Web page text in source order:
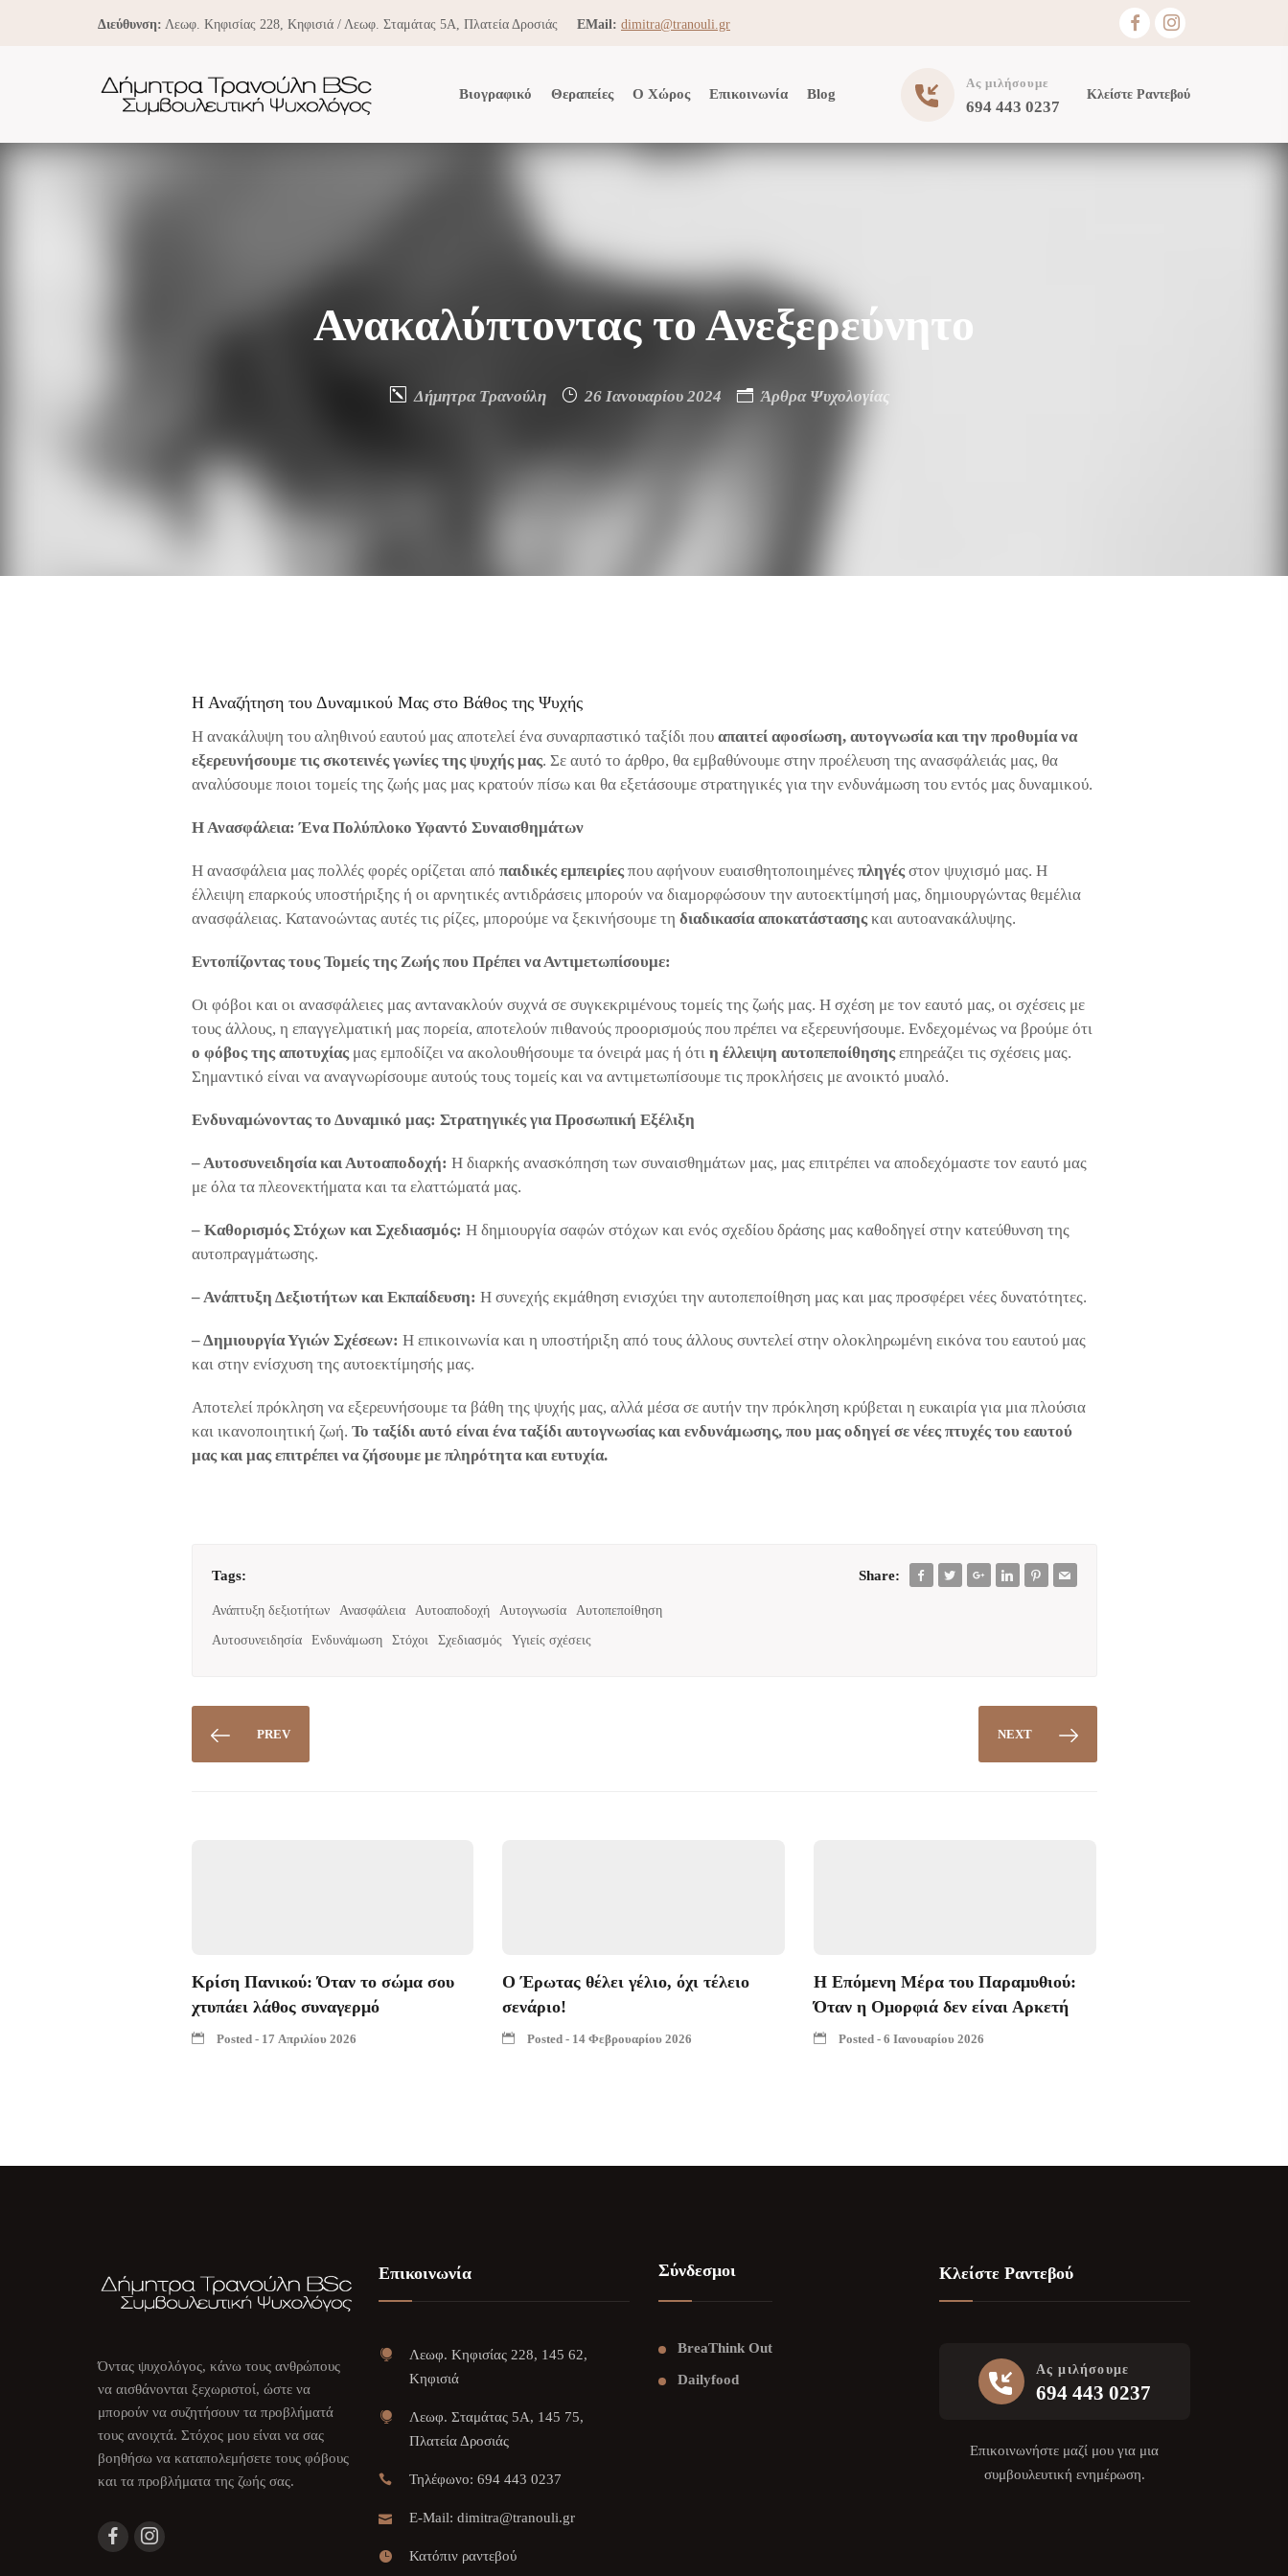
Διεύθυνση: Λεωφ. Κηφισίας 228, Κηφισιά / Λεωφ. Σταμάτας 5Α, Πλατεία Δροσιάς EMail: dimitra@tranouli.gr
Ας μιλήσουμε
694 443 0237
Κλείστε Ραντεβού
Βιογραφικό Θεραπείες Ο Χώρος Επικοινωνία Blog
Ανακαλύπτοντας το Ανεξερεύνητο
Δήμητρα Τρανούλη 26 Ιανουαρίου 2024 Άρθρα Ψυχολογίας
Η Αναζήτηση του Δυναμικού Μας στο Βάθος της Ψυχής
Η ανακάλυψη του αληθινού εαυτού μας αποτελεί ένα συναρπαστικό ταξίδι πουαπαιτεί αφοσίωση, αυτογνωσία και την προθυμία να
εξερευνήσουμε τις σκοτεινές γωνίες της ψυχής μας. Σε αυτό το άρθρο, θα εμβαθύνουμε στην προέλευση της ανασφάλειάς μας, θα
αναλύσουμε ποιοι τομείς της ζωής μας μας κρατούν πίσω και θα εξετάσουμε στρατηγικές για την ενδυνάμωση του εντός μας δυναμικού.
Η Ανασφάλεια: Ένα Πολύπλοκο Υφαντό Συναισθημάτων
Η ανασφάλεια μας πολλές φορές ορίζεται από παιδικές εμπειρίεςπου αφήνουν ευαισθητοποιημένες πληγέςστον ψυχισμό μας. Η
έλλειψη επαρκούς υποστήριξης ή οι αρνητικές αντιδράσεις μπορούν να διαμορφώσουν την αυτοεκτίμησή μας, δημιουργώντας θεμέλια
ανασφάλειας. Κατανοώντας αυτές τις ρίζες, μπορούμε να ξεκινήσουμε τη διαδικασία αποκατάστασηςκαι αυτοανακάλυψης.
Εντοπίζοντας τους Τομείς της Ζωής που Πρέπει να Αντιμετωπίσουμε:
Οι φόβοι και οι ανασφάλειες μας αντανακλούν συχνά σε συγκεκριμένους τομείς της ζωής μας. Η σχέση με τον εαυτό μας, οι σχέσεις με
τους άλλους, η επαγγελματική μας πορεία, αποτελούν πιθανούς προορισμούς που πρέπει να εξερευνήσουμε. Ενδεχομένως να βρούμε ότι
ο φόβος της αποτυχίαςμας εμποδίζει να ακολουθήσουμε τα όνειρά μας ή ότι η έλλειψη αυτοπεποίθησηςεπηρεάζει τις σχέσεις μας.
Σημαντικό είναι να αναγνωρίσουμε αυτούς τους τομείς και να αντιμετωπίσουμε τις προκλήσεις με ανοικτό μυαλό.
Ενδυναμώνοντας το Δυναμικό μας: Στρατηγικές για Προσωπική Εξέλιξη
– Αυτοσυνειδησία και Αυτοαποδοχή: Η διαρκής ανασκόπηση των συναισθημάτων μας, μας επιτρέπει να αποδεχόμαστε τον εαυτό μας
με όλα τα πλεονεκτήματα και τα ελαττώματά μας.
– Καθορισμός Στόχων και Σχεδιασμός: Η δημιουργία σαφών στόχων και ενός σχεδίου δράσης μας καθοδηγεί στην κατεύθυνση της
αυτοπραγμάτωσης.
– Ανάπτυξη Δεξιοτήτων και Εκπαίδευση: Η συνεχής εκμάθηση ενισχύει την αυτοπεποίθηση μας και μας προσφέρει νέες δυνατότητες.
– Δημιουργία Υγιών Σχέσεων: Η επικοινωνία και η υποστήριξη από τους άλλους συντελεί στην ολοκληρωμένη εικόνα του εαυτού μας
και στην ενίσχυση της αυτοεκτίμησής μας.
Αποτελεί πρόκληση να εξερευνήσουμε τα βάθη της ψυχής μας, αλλά μέσα σε αυτήν την πρόκληση κρύβεται η ευκαιρία για μια πλούσια
και ικανοποιητική ζωή. Το ταξίδι αυτό είναι ένα ταξίδι αυτογνωσίας και ενδυνάμωσης, που μας οδηγεί σε νέες πτυχές του εαυτού
μας και μας επιτρέπει να ζήσουμε με πληρότητα και ευτυχία.
Tags:
Ανάπτυξη δεξιοτήτων Ανασφάλεια Αυτοαποδοχή Αυτογνωσία Αυτοπεποίθηση
Αυτοσυνειδησία Ενδυνάμωση Στόχοι Σχεδιασμός Υγιείς σχέσεις
Share:
PREV NEXT
Κρίση Πανικού: Όταν το σώμα σου
χτυπάει λάθος συναγερμό
Posted - 17 Απριλίου 2026
Ο Έρωτας θέλει γέλιο, όχι τέλειο
σενάριο!
Posted - 14 Φεβρουαρίου 2026
Η Επόμενη Μέρα του Παραμυθιού:
Όταν η Ομορφιά δεν είναι Αρκετή
Posted - 6 Ιανουαρίου 2026
Όντας ψυχολόγος, κάνω τους ανθρώπους
να αισθάνονται ξεχωριστοί, ώστε να
μπορούν να συζητήσουν τα προβλήματά
τους ανοιχτά. Στόχος μου είναι να σας
βοηθήσω να καταπολεμήσετε τους φόβους
και τα προβλήματα της ζωής σας.
Επικοινωνία
Λεωφ. Κηφισίας 228, 145 62,
Κηφισιά
Λεωφ. Σταμάτας 5Α, 145 75,
Πλατεία Δροσιάς
Τηλέφωνο: 694 443 0237
E-Mail: dimitra@tranouli.gr
Κατόπιν ραντεβού
Σύνδεσμοι
BreaThink Out
Dailyfood
Κλείστε Ραντεβού
Ας μιλήσουμε
694 443 0237
Επικοινωνήστε μαζί μου για μια
συμβουλευτική ενημέρωση.